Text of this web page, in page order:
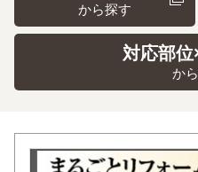
から探す
対応部
か